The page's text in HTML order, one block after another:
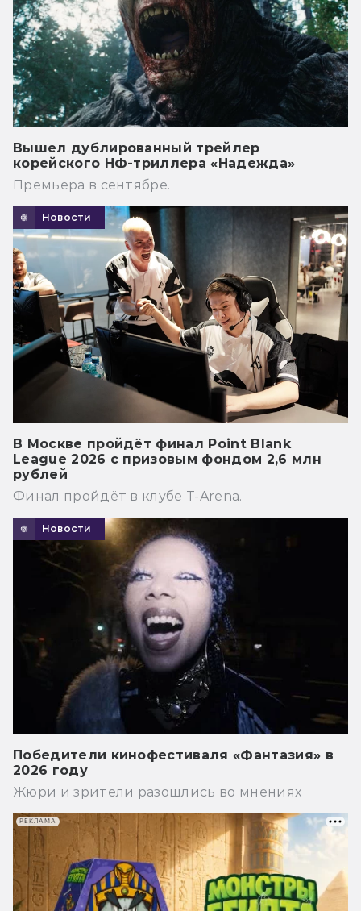
Вышел дублированный трейлер
корейского НФ-триллера «Надежда»
Премьера в сентябре.
Новости
В Москве пройдёт финал Point Blank
League 2026 с призовым фондом 2,6 млн
рублей
Финал пройдёт в клубе T-Arena.
Новости
Победители кинофестиваля «Фантазия» в
2026 году
Жюри и зрители разошлись во мнениях
РЕКЛАМА